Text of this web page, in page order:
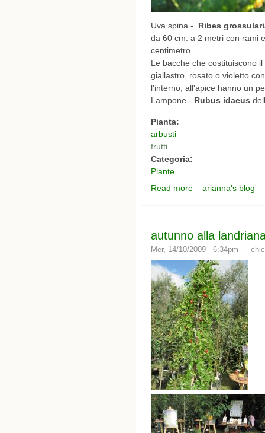
Uva spina - Ribes
da 60 cm. a 2 metri con rami
centimetro.
Le bacche che costituiscono
giallastro, rosato o violetto
l'interno; all'apice hanno un
Lampone - Rubus idaeus
Pianta:
arbusti
frutti
Categoria:
Piante
Read more about frutti di bosco
arianna's blog
autunno alla
Mer, 14/10/2009 - 6:34pm —